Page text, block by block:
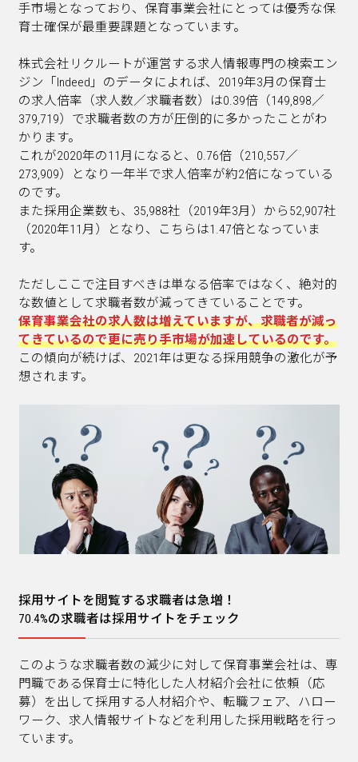
手市場となっており、保育事業会社にとっては優秀な保
育士確保が最重要課題となっています。
株式会社リクルートが運営する求人情報専門の検索エン
ジン「Indeed」のデータによれば、2019年3月の保育士
の求人倍率（求人数／求職者数）は0.39倍（149,898／
379,719）で求職者数の方が圧倒的に多かったことがわ
かります。
これが2020年の11月になると、0.76倍（210,557／
273,909）となり一年半で求人倍率が約2倍になっている
のです。
また採用企業数も、35,988社（2019年3月）から52,907社
（2020年11月）となり、こちらは1.47倍となっていま
す。
ただし ここで注目すべきは単なる倍率ではなく、絶対的
な数値として求職者数が減ってきていることです。
保育事業会社の求人数は増えていますが、求職者が減っ
てきているので更に売り手市場が加速しているのです。
この傾向が続けば、2021年は更なる採用競争の激化が予
想されます。
採用サイトを閲覧する求職者は急増！
70.4%の求職者は採用サイトをチェック
このような求職者数の減少に対して保育事業会社は、専
門職である保育士に特化した人材紹介会社に依頼（応
募）を出して採用する人材紹介や、転職フェア、ハロー
ワーク、求人情報サイトなどを利用した採用戦略を行っ
ています。